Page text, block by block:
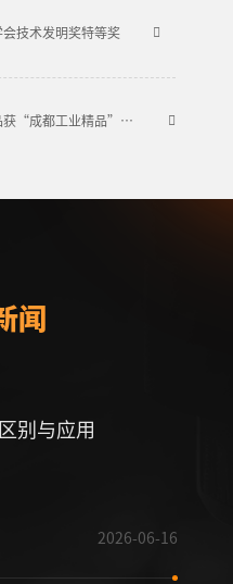
技术发明奖特等奖
下一条：喜讯！沃特塞恩固态功率源产品获“成都工业精品”认定！
闻
别与应用
2026-06-16